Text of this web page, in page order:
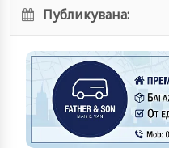
Публикувана: